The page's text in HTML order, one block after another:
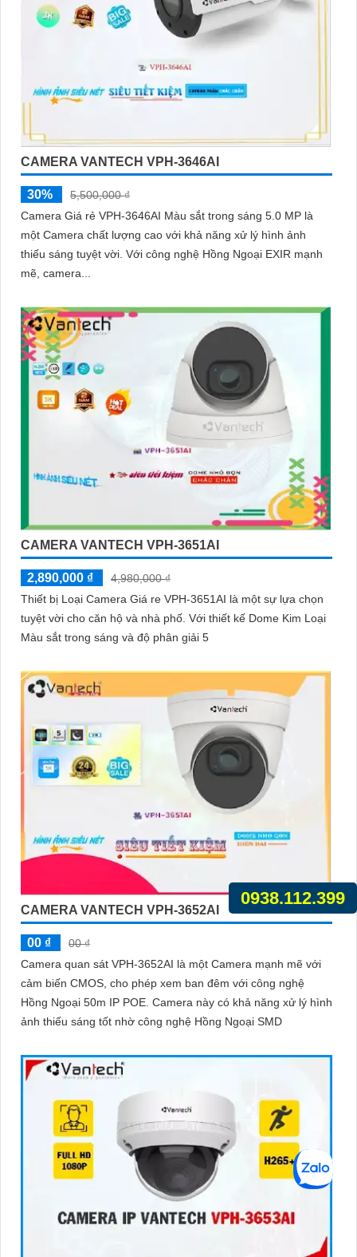
CAMERA VANTECH VPH-3646AI
30%
5,500,000 ₫
Camera Giá rẻ VPH-3646AI Màu sắt trong sáng 5.0 MP là
một Camera chất lượng cao với khả năng xử lý hình ảnh
thiếu sáng tuyệt vời. Với công nghệ Hồng Ngoại EXIR mạnh
mẽ, camera...
CAMERA VANTECH VPH-3651AI
2,890,000 ₫
4,980,000 ₫
Thiết bị Loại Camera Giá re VPH-3651AI là một sự lựa chọn
tuyệt vời cho căn hộ và nhà phố. Với thiết kế Dome Kim Loại
Màu sắt trong sáng và độ phân giải 5
CAMERA VANTECH VPH-3652AI
00 ₫
00 ₫
Camera quan sát VPH-3652AI là một Camera mạnh mẽ với
cảm biến CMOS, cho phép xem ban đêm với công nghệ
Hồng Ngoại 50m IP POE. Camera này có khả năng xử lý hình
ảnh thiếu sáng tốt nhờ công nghệ Hồng Ngoại SMD
0938.112.399